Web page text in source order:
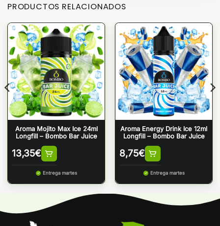
PRODUCTOS RELACIONADOS
Aroma Mojito Max Ice 24ml
Longfill – Bombo Bar Juice
13,35€
Entrega martes
Aroma Energy Drink Ice 12ml
Longfill – Bombo Bar Juice
8,75€
Entrega martes